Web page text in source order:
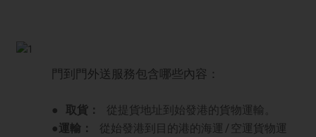
門到門外送服務包含哪些內容：
● 取貨：
從提貨地址到始發港的貨物運輸。
●運輸：
從始發港到目的港的海運/空運貨物運